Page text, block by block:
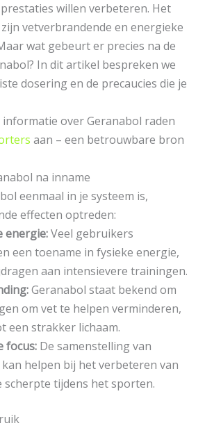
willen verbeteren. Het
vetverbrandende en energieke
wat gebeurt er precies na de
In dit artikel bespreken we
dosering en de precaucies die je
over Geranabol raden
aan – een betrouwbare bron
na inname
eenmaal in je systeem is,
effecten optreden:
energie:Veel gebruikers
een toename in fysieke energie,
aan intensievere trainingen.
Geranabol staat bekend om
om vet te helpen verminderen,
een strakker lichaam.
focus:De samenstelling van
helpen bij het verbeteren van
scherpte tijdens het sporten.